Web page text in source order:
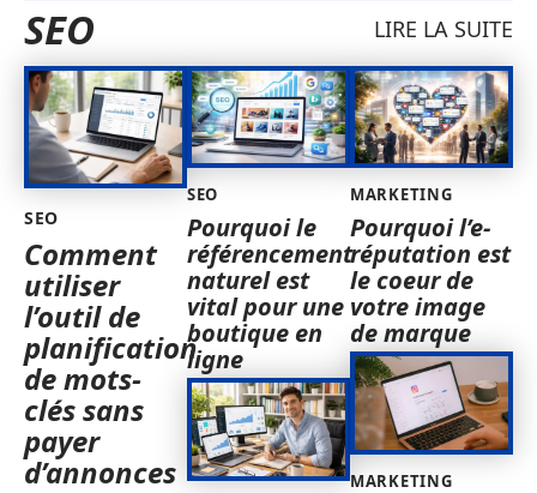
SEO LIRE LA SUITE
SEO
Comment
utiliser
l’outil de
planification
de mots-
clés sans
payer
d’annonces
SEO
Pourquoi le
référencement
naturel est
vital pour une
boutique en
ligne
MARKETING
Pourquoi l’e-
réputation est
le coeur de
votre image
de marque
MARKETING